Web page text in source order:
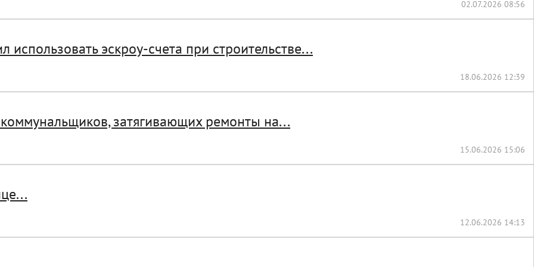
02.07.2026 08:56
эскроу-счета при строительстве...
18.06.2026 12:39
затягивающих ремонты на...
15.06.2026 15:06
12.06.2026 14:13